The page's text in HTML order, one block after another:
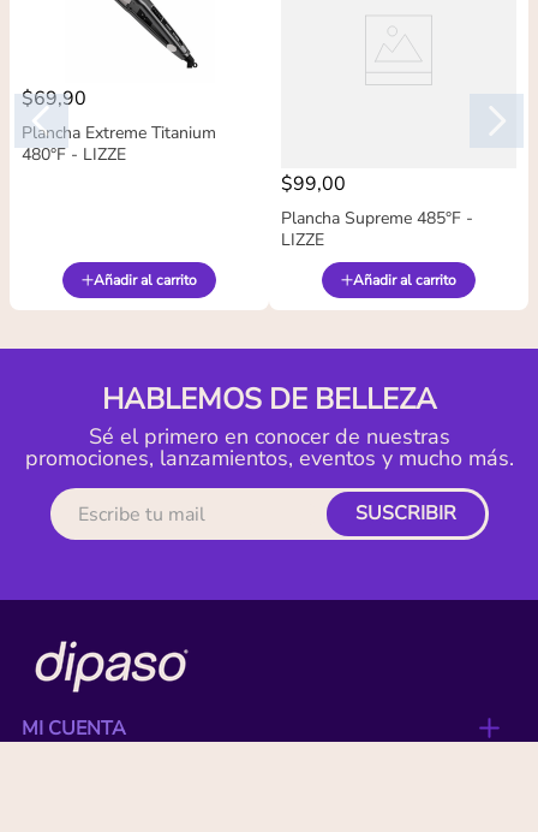
$69,90
Plancha Extreme Titanium
480°F - LIZZE
Añadir al carrito
$99,00
Plancha Supreme 485°F -
LIZZE
Añadir al carrito
HABLEMOS DE BELLEZA
Sé el primero en conocer de nuestras
promociones, lanzamientos, eventos y mucho más.
SUSCRIBIR
MI CUENTA